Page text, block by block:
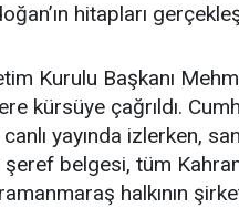
hitapları
Kurulu Başkanı
kürsüye çağrıldı.
canlı yayında izlerken,
şeref belgesi, tüm
halkının